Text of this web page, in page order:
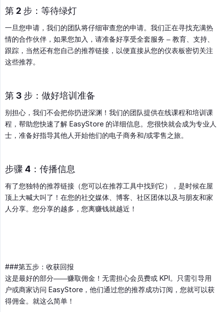
第 2 步：等待绿灯
一旦您申请，我们的团队将仔细审查您的申请。我们正在寻找充满热
情的合作伙伴，如果您加入，请准备好享受全套服务 – 教育、支持、
跟踪，当然还有您自己的推荐链接，以便直接从您的仪表板密切关注
这些推荐。
第 3 步：做好培训准备
别担心，我们不会把你扔进深渊！我们的团队提供在线课程和培训课
程，帮助您快速了解 EasyStore 的详细信息。您很快就会成为专业人
士，准备好指导其他人开始他们的电子商务和/或零售之旅。
步骤 4：传播信息
有了您独特的推荐链接（您可以在推荐工具中找到它），是时候在屋
顶上大喊大叫了！在您的社交媒体、博客、社区团体以及与朋友和家
人分享。您分享的越多，您离赚钱就越近！
###第五步：收获回报
这是最好的部分——赚取佣金！无需担心会员费或 KPI。只需引导用
户或商家访问 EasyStore，他们通过您的推荐成功订阅，您就可以获
得佣金。就这么简单！